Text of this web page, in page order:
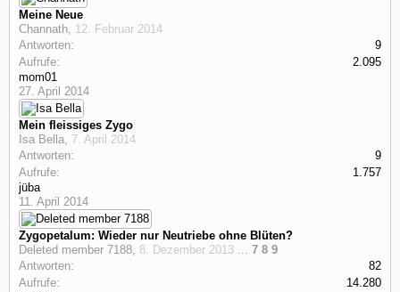
Meine Neue
Channath, 12. Februar 2014
Antworten:
9
Aufrufe:
2.095
mom01
27. April 2014
Mein fleissiges Zygo
Isa Bella, 7. April 2014
Antworten:
9
Aufrufe:
1.757
jüba
11. April 2014
Zygopetalum: Wieder nur Neutriebe ohne Blüten?
Deleted member 7188, 8. Dezember 2013 ... 7 8 9
Antworten:
82
Aufrufe:
14.280